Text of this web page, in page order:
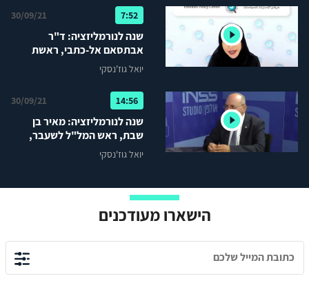
7:52
30/09/21
שנה לנורמליזציה: ד"ר
אבתסאם אל-כתבי, ראשת
מרכז המדיניות של איחוד
האמירויות, בכנס INSS
יואל גוז'נסקי
14:56
30/09/21
שנה לנורמליזציה: מאיר בן
שבת, ראש המל"ל לשעבר,
בכנס INSS
יואל גוז'נסקי
הישארו מעודכנים